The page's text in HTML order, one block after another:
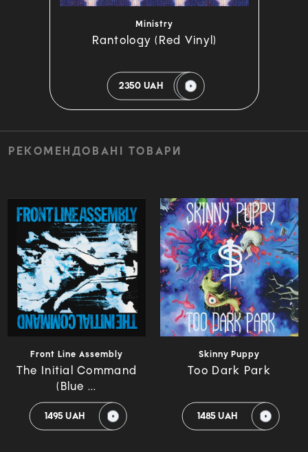
Ministry
Rantology (Red Vinyl)
2350 UAH
РЕКОМЕНДОВАНІ ТОВАРИ
Front Line Assembly
The Initial Command
(Blue ...
1495 UAH
Skinny Puppy
Too Dark Park
1485 UAH